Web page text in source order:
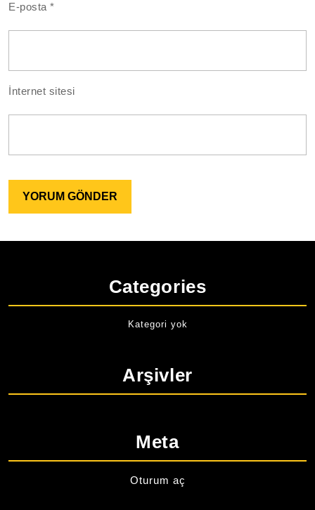
E-posta*
İnternet sitesi
Categories
Kategori yok
Arşivler
Meta
Oturum aç